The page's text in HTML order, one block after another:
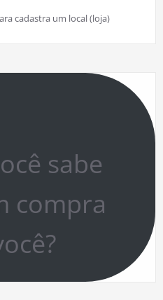
cadastra um local (loja)
sabe
compra